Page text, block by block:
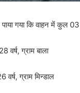
गया कि वाहन में कुल
वर्ष, ग्राम बाला
ग्राम मिन्डाल